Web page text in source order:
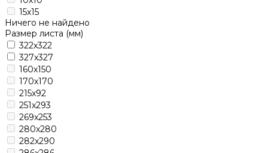
15x15
Ничего не найдено
Размер листа (мм)
322x322
327x327
160x150
170x170
215x92
251x293
269x253
280x280
282x290